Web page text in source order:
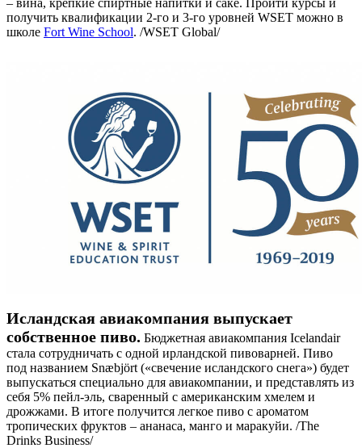
получить квалификации 2-го и 3-го уровней WSET можно в
школе Fort Wine School. /WSET Global/
Исландская авиакомпания выпускает
собственное пиво. Бюджетная авиакомпания Icelandair
стала сотрудничать с одной ирландской пивоварней. Пиво
под названием Snæbjört («свечение исландского снега») будет
выпускаться специально для авиакомпании, и представлять из
себя 5% пейл-эль, сваренный с американским хмелем и
дрожжами. В итоге получится легкое пиво с ароматом
тропических фруктов – ананаса, манго и маракуйи. /The
Drinks Business/